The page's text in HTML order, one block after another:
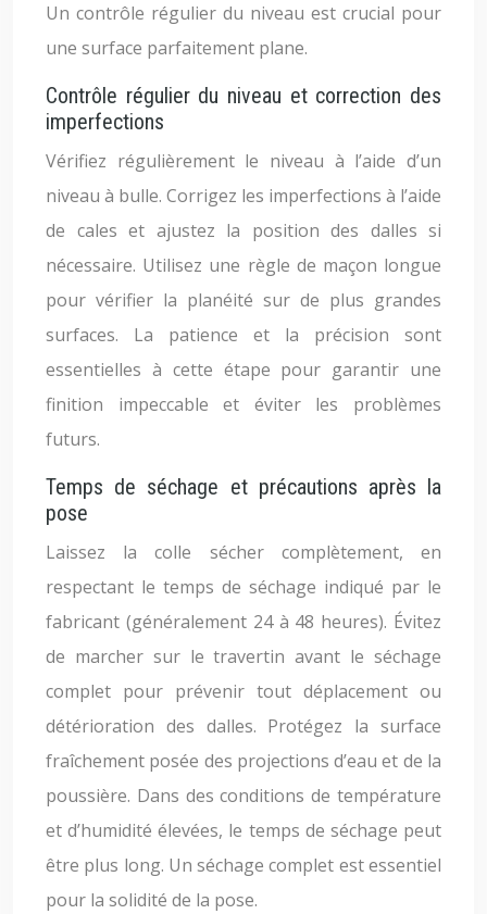
Un contrôle régulier du niveau est crucial pour
une surface parfaitement plane.
Contrôle régulier du niveau et correction des
imperfections
Vérifiez régulièrement le niveau à l’aide d’un
niveau à bulle. Corrigez les imperfections à l’aide
de cales et ajustez la position des dalles si
nécessaire. Utilisez une règle de maçon longue
pour vérifier la planéité sur de plus grandes
surfaces. La patience et la précision sont
essentielles à cette étape pour garantir une
finition impeccable et éviter les problèmes
futurs.
Temps de séchage et précautions après la
pose
Laissez la colle sécher complètement, en
respectant le temps de séchage indiqué par le
fabricant (généralement 24 à 48 heures). Évitez
de marcher sur le travertin avant le séchage
complet pour prévenir tout déplacement ou
détérioration des dalles. Protégez la surface
fraîchement posée des projections d’eau et de la
poussière. Dans des conditions de température
et d’humidité élevées, le temps de séchage peut
être plus long. Un séchage complet est essentiel
pour la solidité de la pose.